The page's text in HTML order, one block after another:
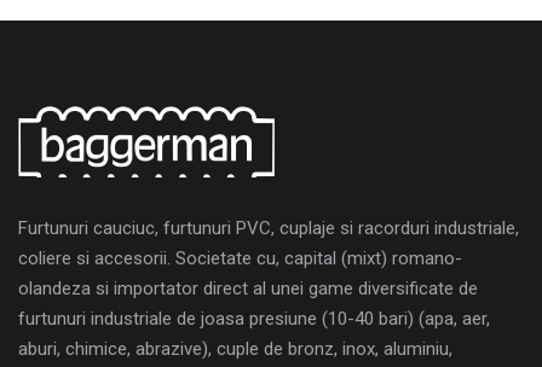
Furtunuri cauciuc, furtunuri PVC, cuplaje si racorduri industriale,
coliere si accesorii. Societate cu, capital (mixt) romano-
olandeza si importator direct al unei game diversificate de
furtunuri industriale de joasa presiune (10-40 bari) (apa, aer,
aburi, chimice, abrazive), cuple de bronz, inox, aluminiu,